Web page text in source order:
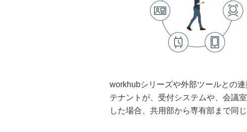
workhubシリーズや外部ツールとの
テナントが、受付システムや、会議
した場合、共用部から専有部まで同